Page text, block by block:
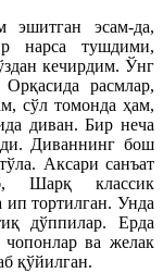
эшитган эсам-да,
нарса тушдими,
кечирдим. Ўнг
расмлар,
сўл томонда ҳам,
диван. Бир неча
Диваннинг бош
Аксари санъат
Шарқ классик
ип тортилган. Унда
дўппилар. Ерда
ва желак
қўйилган.